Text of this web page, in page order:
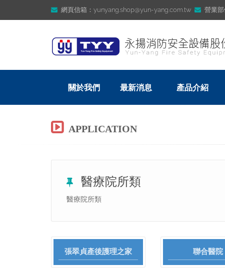
網頁信箱：yunyang.shop@yun-yang.com.tw 營業
關於我們 最新消息 產品介紹
APPLICATION
醫療院所類
醫療院所類
張翠貞產後護理之家 聯合醫院